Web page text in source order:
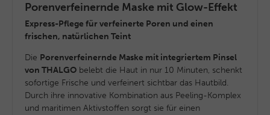
Porenverfeinernde Maske mit Glow-Effekt
Express-Pflege für verfeinerte Poren und einen
frischen, natürlichen Teint
Die Porenverfeinernde Maske mit integriertem Pinsel
von THALGO belebt die Haut in nur 10 Minuten, schenkt
sofortige Frische und verfeinert sichtbar das Hautbild.
Durch ihre innovative Kombination aus Peeling-Komplex
und maritimen Aktivstoffen sorgt sie für einen